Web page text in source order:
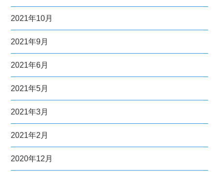
2021年10月
2021年9月
2021年6月
2021年5月
2021年3月
2021年2月
2020年12月